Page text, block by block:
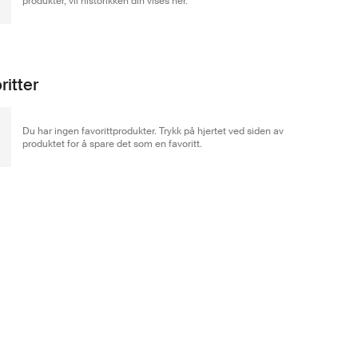
Du har ingen favorittprodukter. Trykk på hjertet ved siden av
produktet for å spare det som en favoritt.